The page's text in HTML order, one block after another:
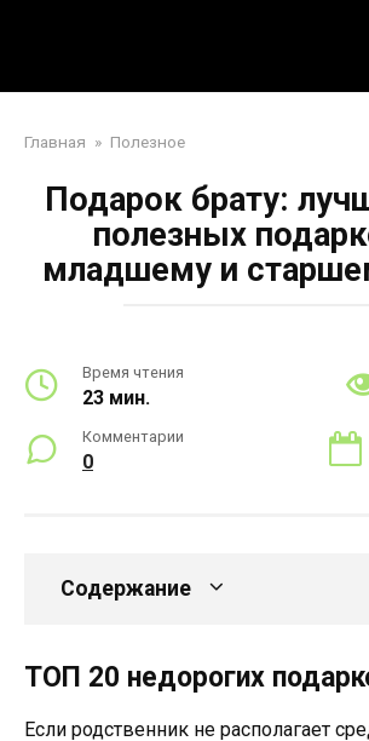
Главная » Полезное
Подарок брату:
полезных
младшему и
Время чтения
23 мин.
Комментарии
0
Содержание
ТОП 20 недорогих
Если родственник не располагает